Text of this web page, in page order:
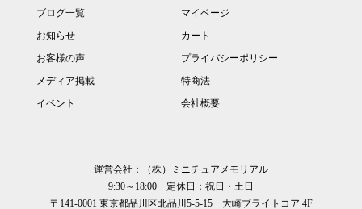
ブログ一覧
お知らせ
お客様の声
メディア掲載
イベント
マイページ
カート
プライバシーポリシー
特商法
会社概要
運営会社：（株）ミニチュアメモリアル
9:30～18:00 定休日：祝日・土日
〒141-0001 東京都品川区北品川5-5-15 大崎ブライトコア 4F